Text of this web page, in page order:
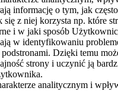
informację o tym, jak
się z niej korzysta np. które
i w jaki sposób
w identyfikowaniu
Dzięki temu
strony i uczynić ją
analitycznym i